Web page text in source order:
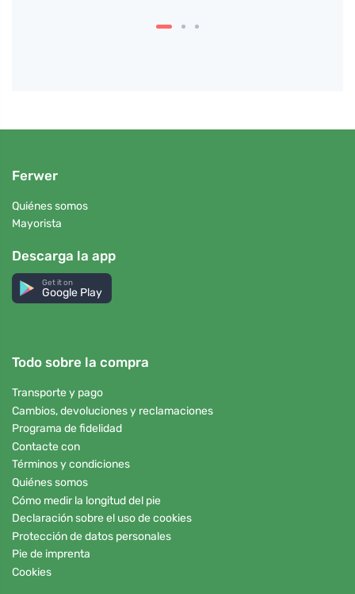
Ferwer
Quiénes somos
Mayorista
Descarga la app
Get it on
Google Play
Todo sobre la compra
Transporte y pago
Cambios, devoluciones y reclamaciones
Programa de fidelidad
Contacte con
Términos y condiciones
Quiénes somos
Cómo medir la longitud del pie
Declaración sobre el uso de cookies
Protección de datos personales
Pie de imprenta
Cookies